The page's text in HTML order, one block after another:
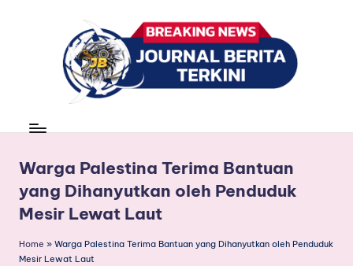
r
n
a
l
news
Warga Palestina Terima Bantuan
yang Dihanyutkan oleh Penduduk
Mesir Lewat Laut
Home » Warga Palestina Terima Bantuan yang Dihanyutkan oleh Penduduk
Mesir Lewat Laut